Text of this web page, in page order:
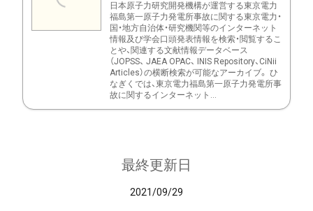
日本原子力研究開発機構が運営する東京電力
福島第一原子力発電所事故に関する東京電力・
国・地方自治体・研究機関等のインターネット
情報及び学会口頭発表情報を検索・閲覧するこ
とや、関連する文献情報データベース
（JOPSS、 JAEA OPAC、 INIS Repository、CiNii
Articles）の横断検索が可能なアーカイブ。 ひ
なぎくでは、東京電力福島第一原子力発電所事
故に関するインターネット...
最終更新日
2021/09/29